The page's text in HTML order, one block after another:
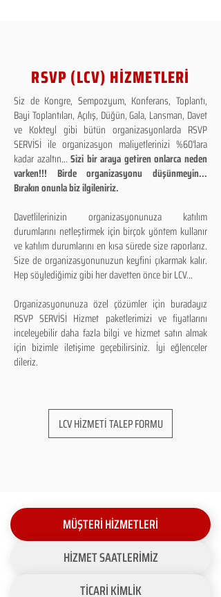
RSVP (LCV) HİZMETLERİ
Siz de Kongre, Sempozyum, Konferans, Toplantı,
Bayi Toplantıları, Açılış, Düğün, Gala, Lansman, Davet
ve Kokteyl gibi bütün organizasyonlarda RSVP
SERVİSİ ile organizasyon maliyetlerinizi %60'lara
kadar azaltın...Sizi bir araya getiren onlarca neden
varken!!! Birde organizasyonu düşünmeyin...
Bırakın onunla biz ilgileniriz.
Davetlilerinizin organizasyonunuza katılım
durumlarını netleştirmek için birçok yöntem kullanır
ve katılım durumlarını en kısa sürede size raporlarız.
Size de organizasyonunuzun keyfini çıkarmak kalır.
Hep söylediğimiz gibi her davetten önce bir LCV...
Organizasyonunuza özel çözümler için buradayız
RSVP SERVİSİ Hizmet paketlerimizi ve fiyatlarını
inceleyebilir daha fazla bilgi ve hizmet satın almak
için bizimle iletişime geçebilirsiniz. İyi eğlenceler
dileriz.
LCV HİZMETİ TALEP FORMU
MÜŞTERİ HİZMETLERİ
HİZMET SAATLERİMİZ
TİCARİ KİMLİK